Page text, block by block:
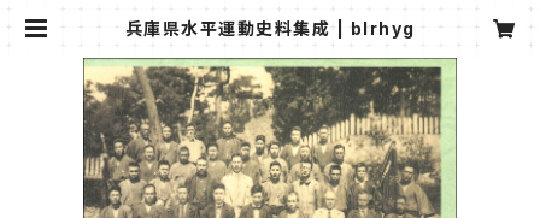
兵庫県水平運動史料集成 | blrhyg